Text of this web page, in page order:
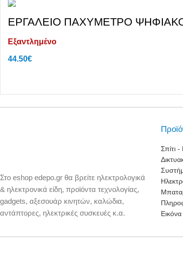
ΕΡΓΑΛΕΙΟ ΠΑΧΥΜΕΤΡΟ ΨΗΦΙΑΚΟ
Εξαντλημένο
44.50€
Στο eshop edepo.gr θα βρείτε ηλεκτρολογικά
& ηλεκτρονικά είδη, προϊόντα τεχνολογίας,
gadgets, αξεσουάρ κινητών, καλώδια,
αντάπτορες, ηλεκτρικές συσκευές κ.α.
Σπίτι